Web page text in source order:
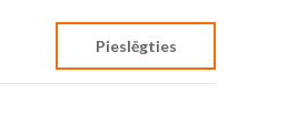
Pieslēgties